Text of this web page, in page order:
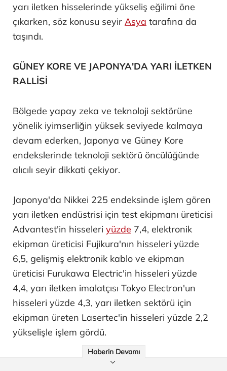
yarı iletken hisselerinde yükseliş eğilimi öne
çıkarken, söz konusu seyir Asya tarafına da
taşındı.
GÜNEY KORE VE JAPONYA'DA YARI İLETKEN
RALLİSİ
Bölgede yapay zeka ve teknoloji sektörüne
yönelik iyimserliğin yüksek seviyede kalmaya
devam ederken, Japonya ve Güney Kore
endekslerinde teknoloji sektörü öncülüğünde
alıcılı seyir dikkati çekiyor.
Japonya'da Nikkei 225 endeksinde işlem gören
yarı iletken endüstrisi için test ekipmanı üreticisi
Advantest'in hisseleri yüzde 7,4, elektronik
ekipman üreticisi Fujikura'nın hisseleri yüzde
6,5, gelişmiş elektronik kablo ve ekipman
üreticisi Furukawa Electric'in hisseleri yüzde
4,4, yarı iletken imalatçısı Tokyo Electron'un
hisseleri yüzde 4,3, yarı iletken sektörü için
ekipman üreten Lasertec'in hisseleri yüzde 2,2
yükselişle işlem gördü.
Haberin Devamı